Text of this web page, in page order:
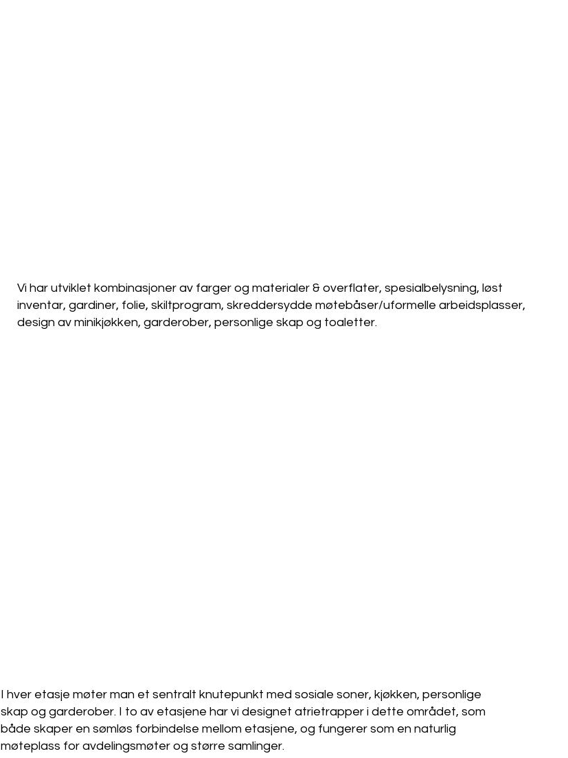
Vi har utviklet kombinasjoner av farger og materialer & overflater, spesialbelysning, løst
inventar, gardiner, folie, skiltprogram, skreddersydde møtebåser/uformelle arbeidsplasser,
design av minikjøkken, garderober, personlige skap og toaletter.
I hver etasje møter man et sentralt knutepunkt med sosiale soner, kjøkken, personlige
skap og garderober. I to av etasjene har vi designet atrietrapper i dette området, som
både skaper en sømløs forbindelse mellom etasjene, og fungerer som en naturlig
møteplass for avdelingsmøter og større samlinger.